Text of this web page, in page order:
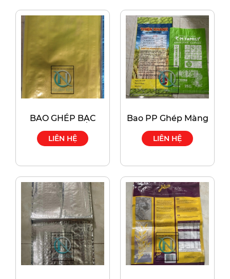
BAO GHÉP BẠC
LIÊN HỆ
Bao PP Ghép Màng
LIÊN HỆ